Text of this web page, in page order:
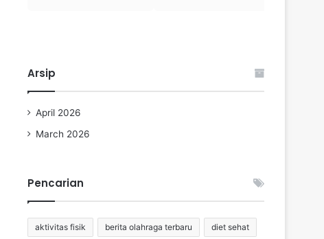
Arsip
April 2026
March 2026
Pencarian
aktivitas fisik berita olahraga terbaru diet sehat